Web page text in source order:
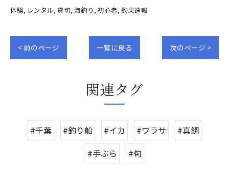
体験 レンタル 貸切 海釣り 初心者 釣果速報
< 前のページ 一覧に戻る 次のページ >
関連タグ
#千葉 #釣り船 #イカ #ワラサ
#真鯛
#手ぶら
#旬